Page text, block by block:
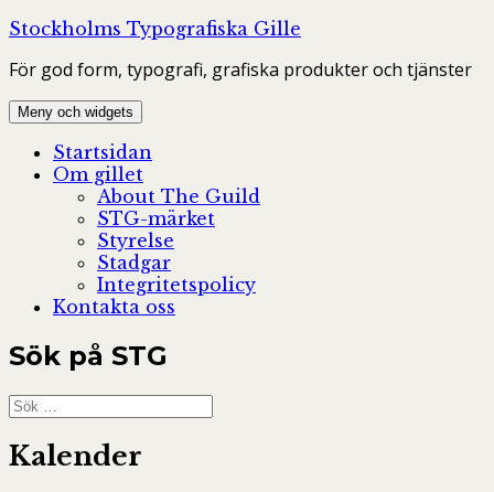
Hoppa
innehåll
Stockholms Typografiska Gille
För god form, typografi, grafiska produkter och tjänster
Meny och widgets
Startsidan
Om gillet
About The Guild
STG-märket
Styrelse
Stadgar
Integritetspolicy
Kontakta oss
Sök på STG
Sök
efter:
Kalender